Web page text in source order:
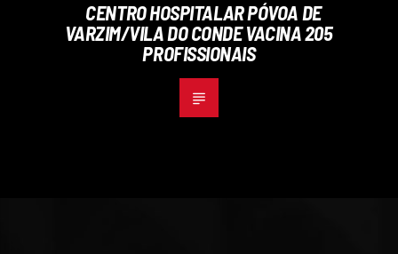
CENTRO HOSPITALAR PÓVOA DE
VARZIM/VILA DO CONDE VACINA 205
PROFISSIONAIS